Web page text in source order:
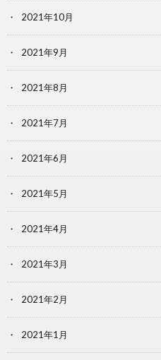
2021年10月
2021年9月
2021年8月
2021年7月
2021年6月
2021年5月
2021年4月
2021年3月
2021年2月
2021年1月